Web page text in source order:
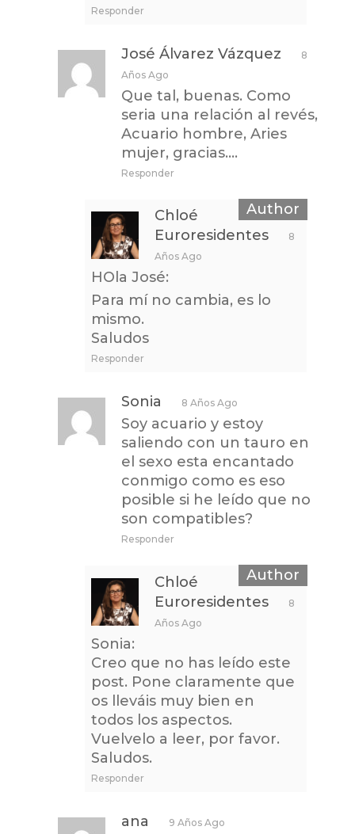
Responder
José Álvarez Vázquez
8
Años Ago
Que tal, buenas. Como
seria una relación al revés,
Acuario hombre, Aries
mujer, gracias….
Responder
Chloé
Euroresidentes
8
Años Ago
HOla José:
Para mí no cambia, es lo
mismo.
Saludos
Responder
Sonia 8 Años Ago
Soy acuario y estoy
saliendo con un tauro en
el sexo esta encantado
conmigo como es eso
posible si he leído que no
son compatibles?
Responder
Chloé
Euroresidentes
8
Años Ago
Sonia:
Creo que no has leído este
post. Pone claramente que
os lleváis muy bien en
todos los aspectos.
Vuelvelo a leer, por favor.
Saludos.
Responder
ana 9 Años Ago